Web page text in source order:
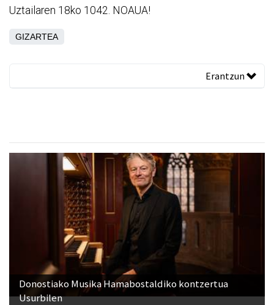
Uztailaren 18ko 1042. NOAUA!
GIZARTEA
Erantzun
Donostiako Musika Hamabostaldiko kontzertua
Usurbilen